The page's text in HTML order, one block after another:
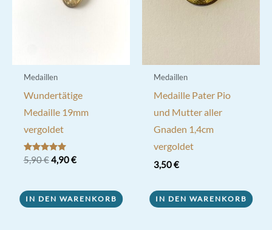
Medaillen
Wundertätige
Medaille 19mm
vergoldet
Bewertet mit
5.00
5,90€ Ursprünglicher
5,90 €
4,90€Aktueller
4,90 €.
IN DEN WARENKORB
Medaillen
Medaille Pater Pio
und Mutter aller
Gnaden 1,4cm
vergoldet
3,50€
IN DEN WARENKORB